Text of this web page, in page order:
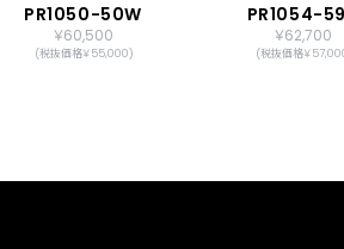
PR1050-50W
￥60,500
(税抜価格￥55,000)
PR1054-
￥62,700
(税抜価格￥